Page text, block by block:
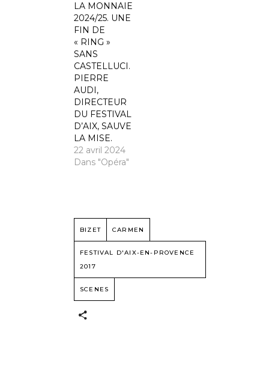
LA MONNAIE
2024/25. UNE
FIN DE
« RING »
SANS
CASTELLUCI.
PIERRE
AUDI,
DIRECTEUR
DU FESTIVAL
D’AIX, SAUVE
LA MISE.
22 avril 2024
Dans "Opéra"
BIZET CARMEN
FESTIVAL D'AIX-EN-PROVENCE
2017
SCENES